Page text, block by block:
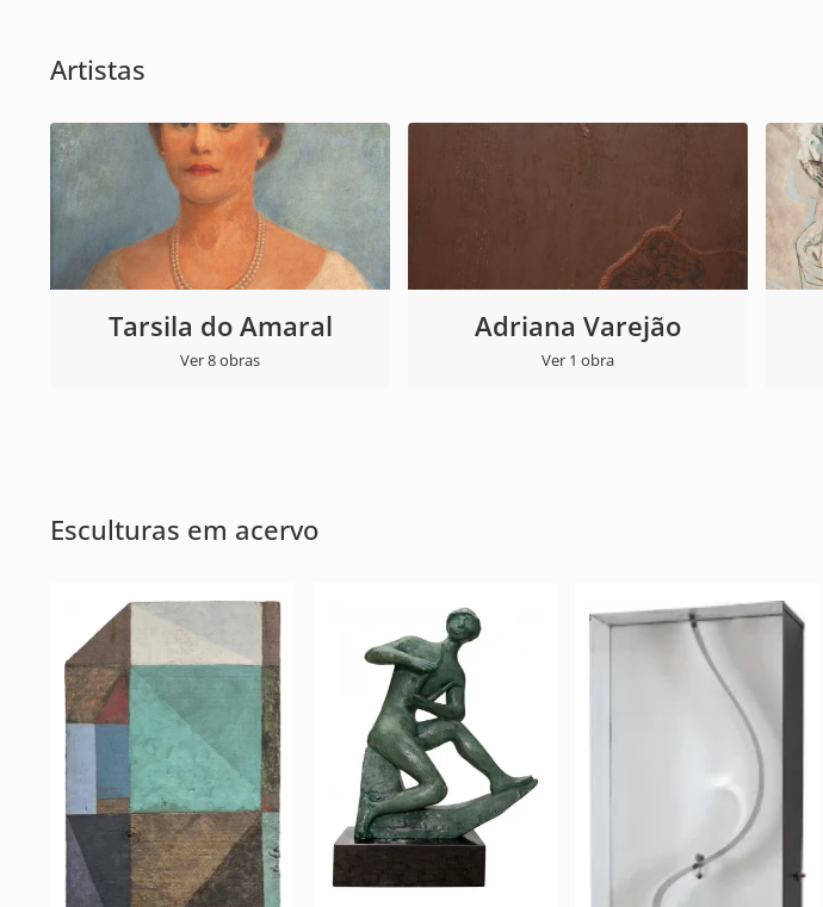
Artistas
Tarsila do Amaral
Ver 8 obras
Adriana Varejão
Ver 1 obra
Esculturas em acervo